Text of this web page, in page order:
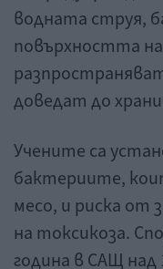
водната струя,
повърхността
доведат до
Учените са
бактериите,
месо, и риска от
на токсикоза.
година в САЩ над